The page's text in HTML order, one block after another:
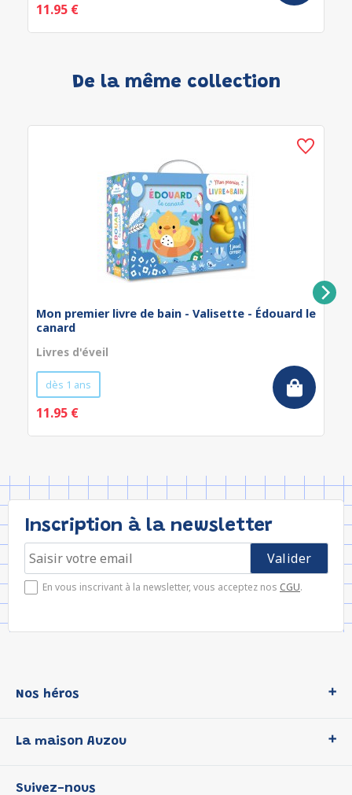
11.95 €
De la même collection
Mon premier livre de bain - Valisette - Édouard le
canard
Livres d'éveil
dès 1 ans
11.95 €
Inscription à la newsletter
En vous inscrivant à la newsletter, vous acceptez nos CGU.
Nos héros
P'tit Loup
La maison Auzou
Suivez-nous